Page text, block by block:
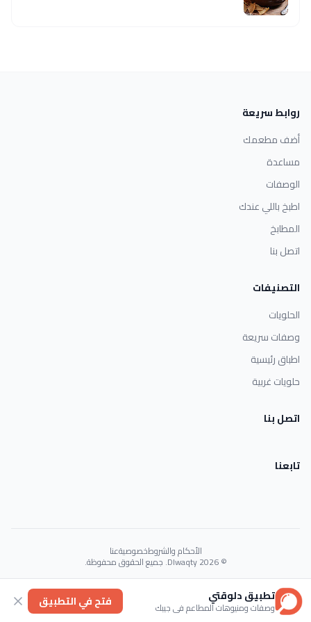
روابط سريعة
أضف مطعمك
مساعدة
الوصفات
اطبخ باللي عندك
المطابخ
اتصل بنا
التصنيفات
الحلويات
وصفات سريعة
اطباق رئيسية
حلويات غربية
اتصل بنا
تابعنا
الأحكام والشروطخصوصيةعنا
© 2026 Dlwaqty. جميع الحقوق محفوظة.
Powered byGAIT
تطبيق دلوقتي
وصفات ومنيوهات المطاعم في جيبك فتح في التطبيق